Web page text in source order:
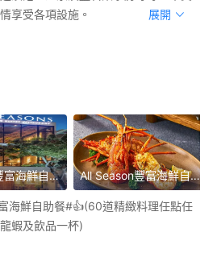
享受各項設施。
展開
All Season豐富海鮮自助餐 All Season豐富海鮮自助餐
海鮮自助餐#👍(60道精緻料理任點任
蝦及飲品一杯)